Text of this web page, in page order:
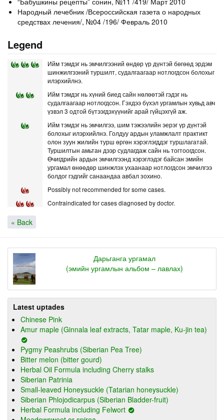
Народный лечебник /Всероссийская газета о народных
средствах лечения/, №04 /196/ Февраль 2010
Legend
Ийм тэмдэг нь эмчилгээний өндөр үр дүнтэй бөгөөд эрдэм
шинжилгээний туршилт, судалгаагаар нотлогдсон болохыг
илэрхийлнэ.
Ийм тэмдэг нь хүний биед сайн нөлөөтэй гэдэг нь
судалгаагаар нотлогдсон. Гэхдээ бүхэл ургамлын хувьд авч
үзвэл 3 одтой бүтээгдэхүүнийг арай гүйцэхгүй аж.
Ийм тэмдэг нь эмчилгээ, шим тэжээлийн эерэг үр дүнтэй
болохыг илэрхийлнэ. Голдуу ардын уламжлалт практикт
олон зуун жилийн турш өргөн хэрэглэгддэг туршлагатай.
Туршилтын амьтан дээр судлагдаж сайн нь тогтоогдсон.
Өчигдрийн ардын эмчилгээнд хэрэглэдэг байсан эмийн
ургамал өнөөдөр шинжлэх ухаанаар нотлогдсон эмчилгээ
болдог гэдгийг санаандаа авбал зохино.
Possibly not recommended for some cases.
Contraindicated for cases diagnosed by doctor.
« Back
Дарьганга ургамал
(эмийн ургамлын альбом – лавлах)
Latest uptades
Chinese Pink
Amur maple (Ginnala leaf extracts, Tatar maple, Ku-jin tea)
Pygmy Peashrubs (Siberian Pea Tree)
Bitter melon (bitter gourd)
Herbal Oil Formula including Cherry stalks
Siberian Patrinia
Small-leaved Honeysuckle (Tatarian honeysuckle)
Siberian Phlojodicarpus (Siberian Bladder-fruit)
Herbal Formula including Felwort